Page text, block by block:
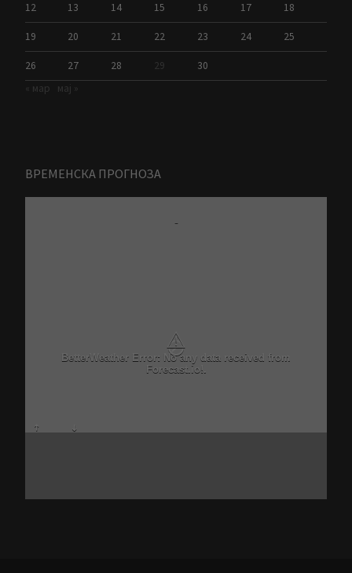
12 13 14 15 16 17 18
19 20 21 22 23 24 25
26 27 28 29
30
« мар
мај »
ВРЕМЕНСКА ПРОГНОЗА
-
⚠
BetterWeather Error: No any data received from
Forecast.io!.